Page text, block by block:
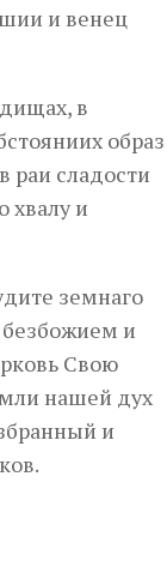
и венец
в
образ
раи сладости
хвалу и
земнаго
безбожием и
Свою
нашей дух
и